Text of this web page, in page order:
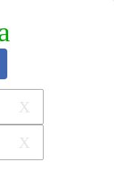
X
X